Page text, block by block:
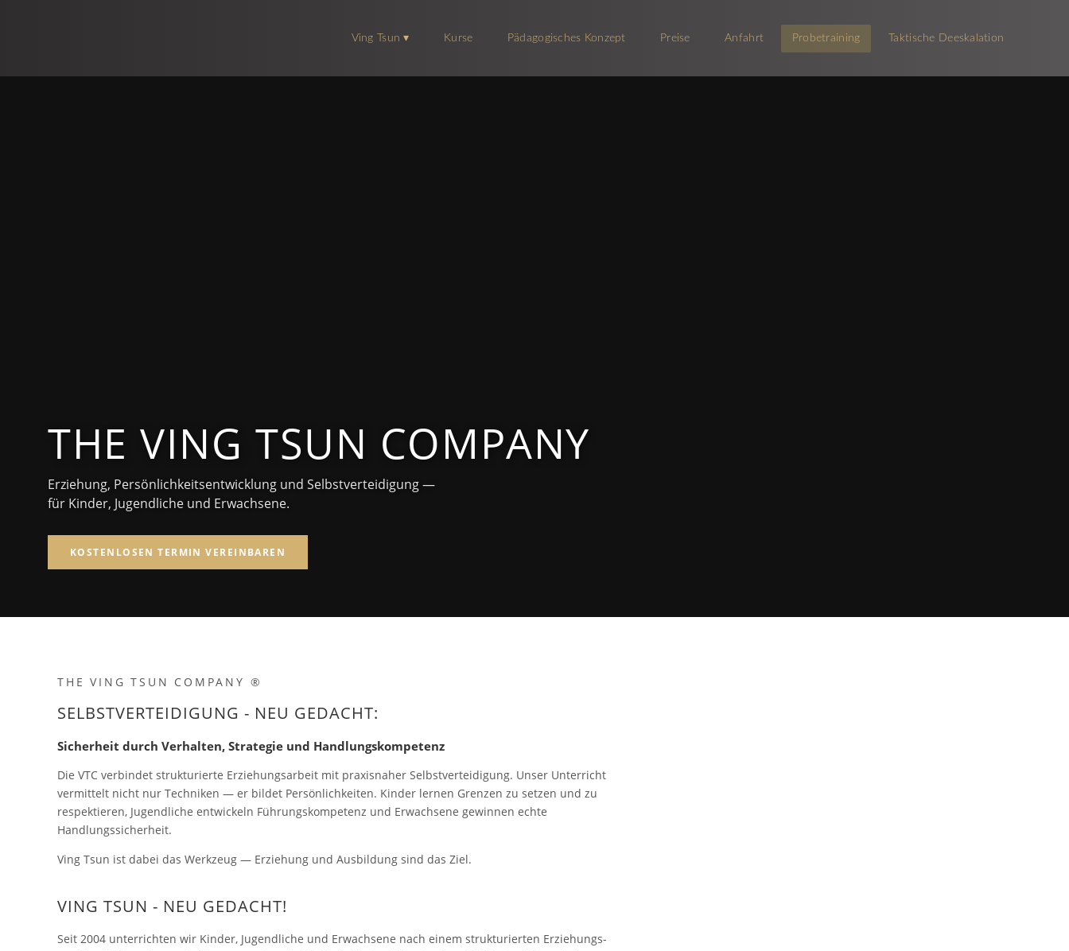
Ving Tsun ▾ Kurse Pädagogisches Konzept Preise Anfahrt Probetraining Taktische Deeskalation
THE VING TSUN COMPANY
Erziehung, Persönlichkeitsentwicklung und Selbstverteidigung —
für Kinder, Jugendliche und Erwachsene.
KOSTENLOSEN TERMIN VEREINBAREN
THE VING TSUN COMPANY ®
SELBSTVERTEIDIGUNG - NEU GEDACHT:
Sicherheit durch Verhalten, Strategie und Handlungskompetenz
Die VTC verbindet strukturierte Erziehungsarbeit mit praxisnaher Selbstverteidigung. Unser Unterricht
vermittelt nicht nur Techniken — er bildet Persönlichkeiten. Kinder lernen Grenzen zu setzen und zu
respektieren, Jugendliche entwickeln Führungskompetenz und Erwachsene gewinnen echte
Handlungssicherheit.
Ving Tsun ist dabei das Werkzeug — Erziehung und Ausbildung sind das Ziel.
VING TSUN - NEU GEDACHT!
Seit 2004 unterrichten wir Kinder, Jugendliche und Erwachsene nach einem strukturierten Erziehungs-